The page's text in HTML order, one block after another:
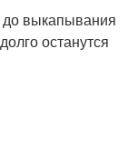
выкапывания
останутся